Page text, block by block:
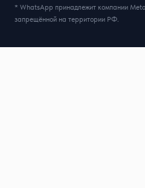
* WhatsApp принадлежит компании
запрещённой на территории РФ.